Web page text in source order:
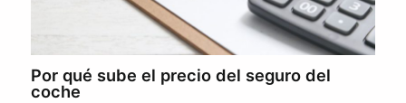
Por qué sube el precio del seguro del
coche